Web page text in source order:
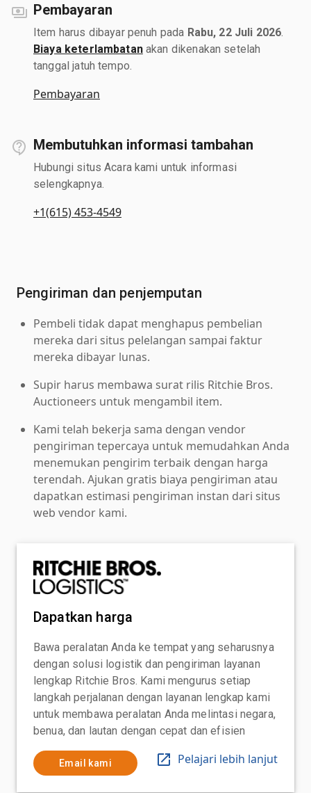
Pembayaran
Item harus dibayar penuh pada Rabu, 22 Juli 2026
Biaya keterlambatanakan dikenakan setelah
tanggal jatuh tempo.
Pembayaran
Membutuhkan informasi tambahan
Hubungi situs Acara kami untuk informasi
selengkapnya.
+1(615) 453-4549
Pengiriman dan penjemputan
Pembeli tidak dapat menghapus pembelian
mereka dari situs pelelangan sampai faktur
mereka dibayar lunas.
Supir harus membawa surat rilis Ritchie Bros.
Auctioneers untuk mengambil item.
Kami telah bekerja sama dengan vendor
pengiriman tepercaya untuk memudahkan Anda
menemukan pengirim terbaik dengan harga
terendah. Ajukan gratis biaya pengiriman atau
dapatkan estimasi pengiriman instan dari situs
web vendor kami.
Dapatkan harga
Bawa peralatan Anda ke tempat yang seharusnya
dengan solusi logistik dan pengiriman layanan
lengkap Ritchie Bros. Kami mengurus setiap
langkah perjalanan dengan layanan lengkap kami
untuk membawa peralatan Anda melintasi negara,
benua, dan lautan dengan cepat dan efisien
Email kami Pelajari lebih lanjut